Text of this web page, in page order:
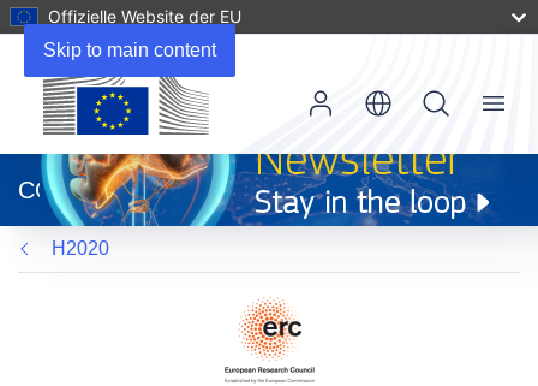
Skip to main content
Offizielle Website der EU
neuem
Fenster)
CORDIS
Menu
H2020